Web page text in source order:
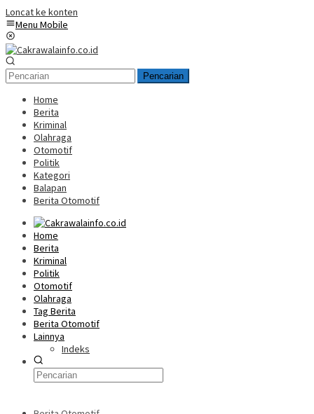
Loncat ke konten
Menu Mobile
Pencarian
Home
Berita
Kriminal
Olahraga
Otomotif
Politik
Kategori
Balapan
Berita Otomotif
Home
Berita
Kriminal
Politik
Otomotif
Olahraga
Tag Berita
Berita Otomotif
Lainnya
Indeks